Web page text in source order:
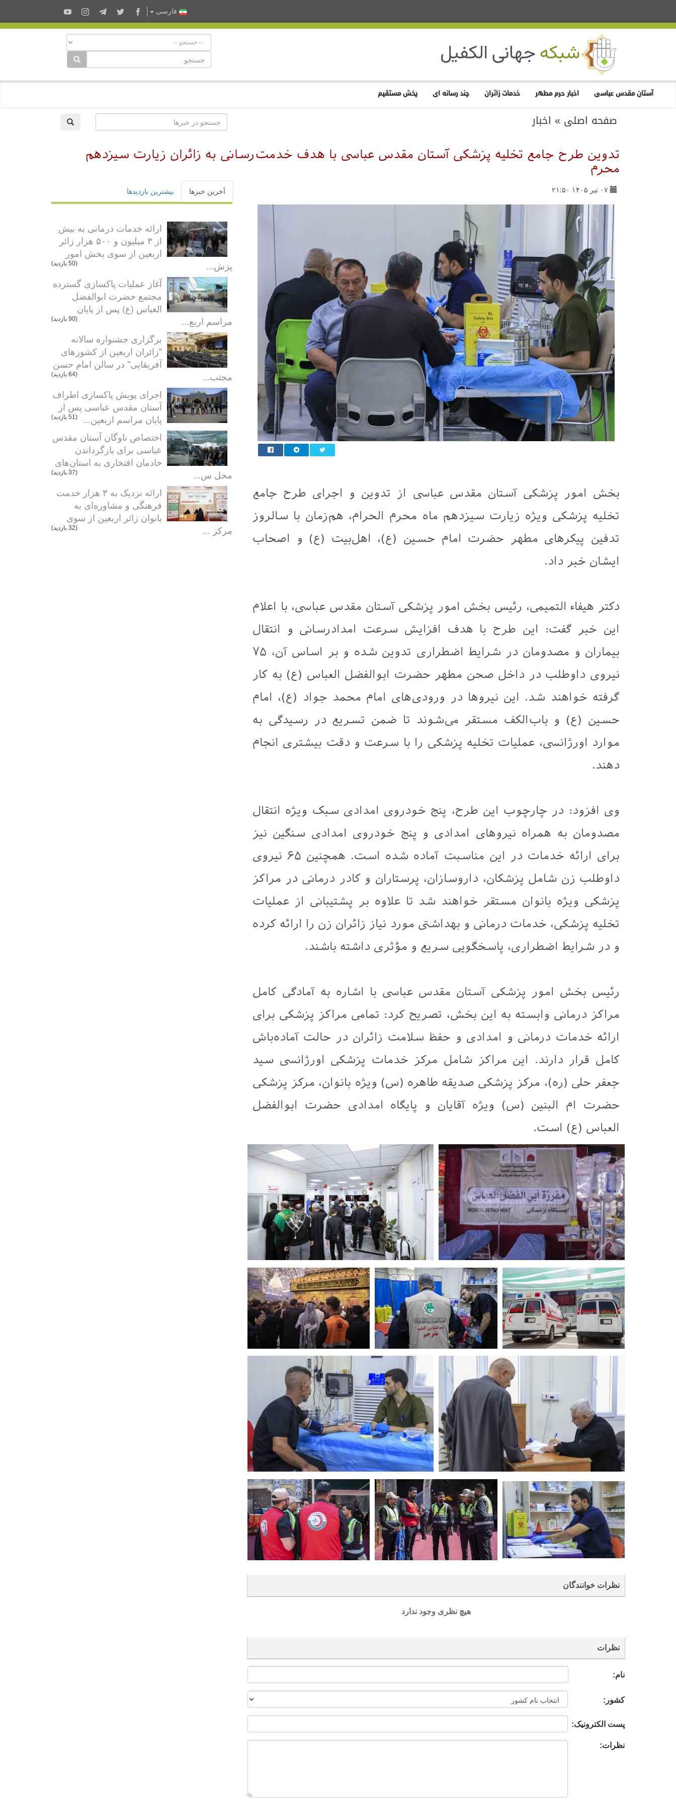
فارسى
آستان مقدس عباسی اخبار حرم مطهر خدمات زائران چند رسانه ای پخش مستقیم
صفحه اصلی » اخبار
تدوین طرح جامع تخلیه پزشکی آستان مقدس عباسی با هدف خدمت‌رسانی به زائران زیارت سیزدهم
محرم
۰۷ تیر ۱۴۰۵ ۲۱:۵۰
بخش امور پزشکی آستان مقدس عباسی از تدوین و اجرای طرح جامع
تخلیه پزشکی ویژه زیارت سیزدهم ماه محرم الحرام، هم‌زمان با سالروز
تدفین پیکرهای مطهر حضرت امام حسین (ع)، اهل‌بیت (ع) و اصحاب
ایشان خبر داد.
دکتر هیفاء التمیمی، رئیس بخش امور پزشکی آستان مقدس عباسی، با اعلام
این خبر گفت: این طرح با هدف افزایش سرعت امدادرسانی و انتقال
بیماران و مصدومان در شرایط اضطراری تدوین شده و بر اساس آن، ۷۵
نیروی داوطلب در داخل صحن مطهر حضرت ابوالفضل العباس (ع) به کار
گرفته خواهند شد. این نیروها در ورودی‌های امام محمد جواد (ع)، امام
حسین (ع) و باب‌الکف مستقر می‌شوند تا ضمن تسریع در رسیدگی به
موارد اورژانسی، عملیات تخلیه پزشکی را با سرعت و دقت بیشتری انجام
دهند.
وی افزود: در چارچوب این طرح، پنج خودروی امدادی سبک ویژه انتقال
مصدومان به همراه نیروهای امدادی و پنج خودروی امدادی سنگین نیز
برای ارائه خدمات در این مناسبت آماده شده است. همچنین ۶۵ نیروی
داوطلب زن شامل پزشکان، داروسازان، پرستاران و کادر درمانی در مراکز
پزشکی ویژه بانوان مستقر خواهند شد تا علاوه بر پشتیبانی از عملیات
تخلیه پزشکی، خدمات درمانی و بهداشتی مورد نیاز زائران زن را ارائه کرده
و در شرایط اضطراری، پاسخگویی سریع و مؤثری داشته باشند.
رئیس بخش امور پزشکی آستان مقدس عباسی با اشاره به آمادگی کامل
مراکز درمانی وابسته به این بخش، تصریح کرد: تمامی مراکز پزشکی برای
ارائه خدمات درمانی و امدادی و حفظ سلامت زائران در حالت آماده‌باش
کامل قرار دارند. این مراکز شامل مرکز خدمات پزشکی اورژانسی سید
جعفر حلی (ره)، مرکز پزشکی صدیقه طاهره (س) ویژه بانوان، مرکز پزشکی
حضرت ام‌ البنین (س) ویژه آقایان و پایگاه امدادی حضرت ابوالفضل
العباس (ع) است.
نظرات خوانندگان
هیچ نظری وجود ندارد
نظرات
نام:
کشور:
پست الکترونیک:
نظرات:
آخرین خبرها بیشترین بازدیدها
ارائه خدمات درمانی به بیش
از ۳ میلیون و ۵۰۰ هزار زائر
اربعین از سوی بخش امور
پزش...
(50 بازدید)
آغاز عملیات پاکسازی گسترده
مجتمع حضرت ابوالفضل
العباس (ع) پس از پایان
مراسم اربع...
(90 بازدید)
برگزاری جشنواره سالانه
"زائران اربعین از کشورهای
آفریقایی" در سالن امام حسن
مجتب...
(64 بازدید)
اجرای پویش پاکسازی اطراف
آستان مقدس عباسی پس از
پایان مراسم اربعین...
(51 بازدید)
اختصاص ناوگان آستان مقدس
عباسی برای بازگرداندن
خادمان افتخاری به استان‌های
محل س...
(37 بازدید)
ارائه نزدیک به ۳ هزار خدمت
فرهنگی و مشاوره‌ای به
بانوان زائر اربعین از سوی
مرکز ...
(32 بازدید)